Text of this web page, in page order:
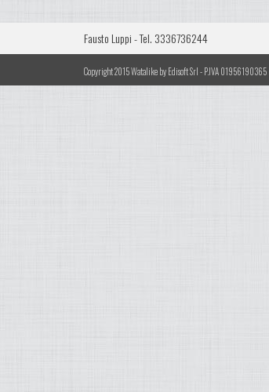
Fausto Luppi - Tel. 3336736244
Copyright 2015 Watalike by Edisoft Srl - P.IVA 01956190365